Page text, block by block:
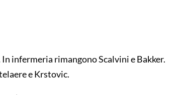
infermeria rimangono Scalvini e Bakker.
e Krstovic.